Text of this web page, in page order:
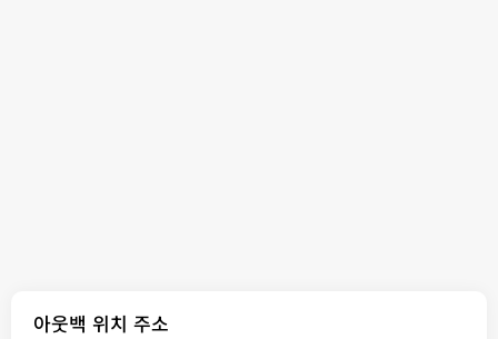
아웃백 위치 주소